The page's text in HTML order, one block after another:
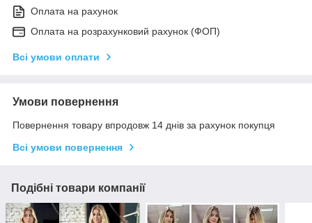
Оплата на рахунок
Оплата на розрахунковий рахунок (ФОП)
Всі умови оплати
Умови повернення
Повернення товару впродовж 14 днів за рахунок покупця
Всі умови повернення
Подібні товари компанії